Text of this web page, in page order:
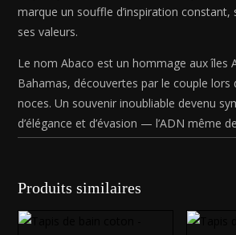
marque un souffle d’inspiration constant,
ses valeurs.
Le nom Abaco est un hommage aux îles
Bahamas, découvertes par le couple lors
noces. Un souvenir inoubliable devenu
d’élégance et d’évasion — l’ADN même
Produits similaires